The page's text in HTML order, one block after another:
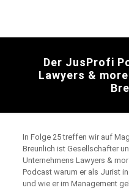
Der JusProfi
Lawyers &
In Folge 25 treffen wir auf
Breunlich ist Gesellschafter
Unternehmens Lawyers &
Podcast warum er als Jurist
und wie er im Management